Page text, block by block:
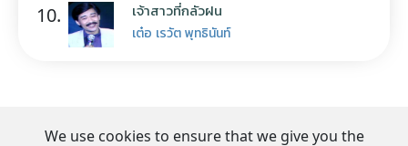
10. เจ้าสาวที่กลัวฝน
เต๋อ เรวัต พุทธินันท์
We use cookies to ensure that we give you the